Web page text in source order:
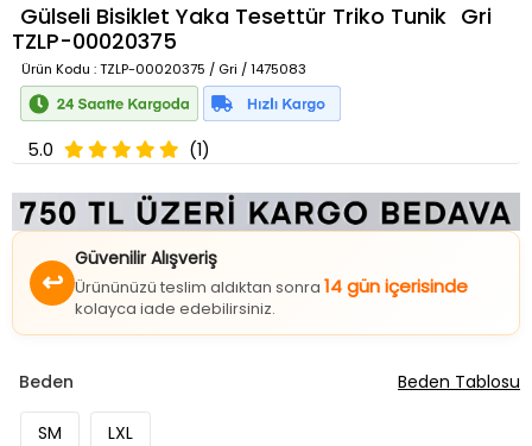
Gülseli Bisiklet Yaka Tesettür Triko Tunik Gri
TZLP-00020375
Ürün Kodu : TZLP-00020375 / Gri / 1475083
5.0 (1)
↩
Güvenilir Alışveriş
Ürününüzü teslim aldıktan sonra 14 gün içerisinde
kolayca iade edebilirsiniz.
Beden
SM LXL
Beden Tablosu